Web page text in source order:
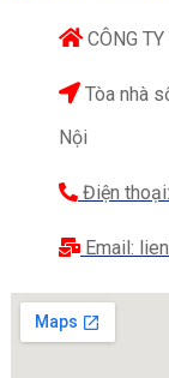
CÔNG
Tòa nhà
Nội
Điện
Email: